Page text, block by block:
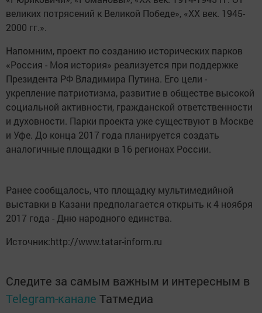
великих потрясений к Великой Победе», «ХХ век. 1945-
2000 гг.».
Напомним, проект по созданию исторических парков
«Россия - Моя история» реализуется при поддержке
Президента РФ Владимира Путина. Его цели -
укрепление патриотизма, развитие в обществе высокой
социальной активности, гражданской ответственности
и духовности. Парки проекта уже существуют в Москве
и Уфе. До конца 2017 года планируется создать
аналогичные площадки в 16 регионах России.
Ранее сообщалось, что площадку мультимедийной
выставки в Казани предполагается открыть к 4 ноября
2017 года - Дню народного единства.
Источник:http://www.tatar-inform.ru
Следите за самым важным и интересным в
Telegram-канале Татмедиа